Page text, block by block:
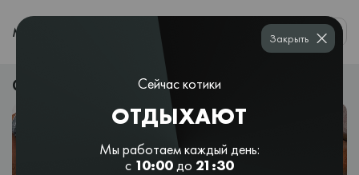
МЕНЮ 0
Отзывы о суши в Николаеве
Сейчас котики
ОТДЫХАЮТ
Мы работаем каждый день:
с 10:00до 21:30
Закрыть